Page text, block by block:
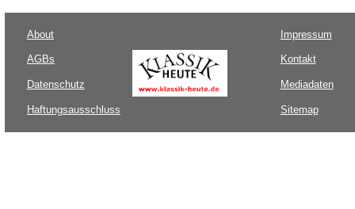
About
AGBs
Datenschutz
Haftungsausschluss
Impressum
Kontakt
Mediadaten
Sitemap